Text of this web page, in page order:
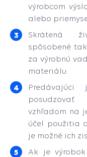
výrobcom
alebo
Skrátená
spôsobené
za výrobnú
materiálu.
posudzovať
vzhľadom na
účel použitia
je možné ich
Ak je výrobok